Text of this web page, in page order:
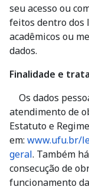
seu acesso ou
feitos dentro dos
acadêmicos ou
dados.
Finalidade e
Os dados
atendimento de
Estatuto e
em: www.ufu.br/
geral. Também
consecução de
funcionamento